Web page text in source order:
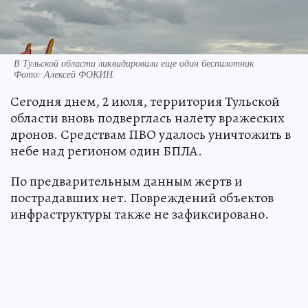
В Тульской области ликвидировали еще один беспилотник
Фото:Алексей ФОКИН.
Сегодня днем, 2 июля, территория Тульской
области вновь подверглась налету вражеских
дронов. Средствам ПВО удалось уничтожить в
небе над регионом один БПЛА.
По предварительным данным жертв и
пострадавших нет. Повреждений объектов
инфраструктуры также не зафиксировано.